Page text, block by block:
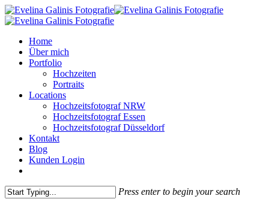
Skip
to
content
Menu
Home
Über mich
Portfolio
Hochzeiten
Portraits
Locations
Hochzeitsfotograf NRW
Hochzeitsfotograf Essen
Hochzeitsfotograf Düsseldorf
Kontakt
Blog
Kunden Login
Press enter to begin your search